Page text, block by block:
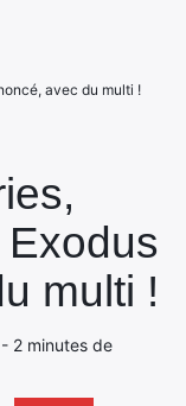
Exodus
multi !
2 minutes de
avec du multi !